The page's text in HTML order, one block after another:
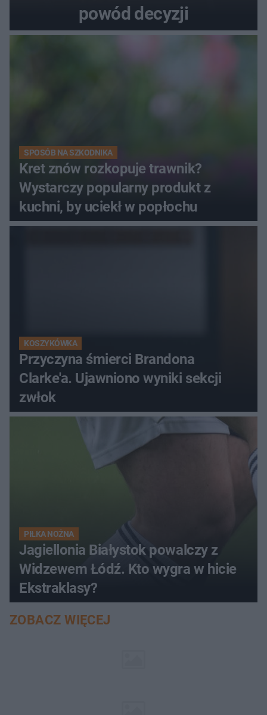
powód decyzji
SPOSÓB NA SZKODNIKA
Kret znów rozkopuje trawnik?
Wystarczy popularny produkt z
kuchni, by uciekł w popłochu
KOSZYKÓWKA
Przyczyna śmierci Brandona
Clarke'a. Ujawniono wyniki sekcji
zwłok
PIŁKA NOŻNA
Jagiellonia Białystok powalczy z
Widzewem Łódź. Kto wygra w hicie
Ekstraklasy?
ZOBACZ WIĘCEJ